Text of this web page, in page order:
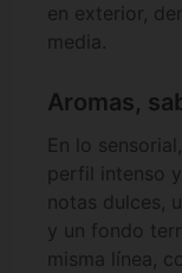
en exterior,
media.
Aromas,
En lo
perfil intenso
notas dulces,
y un fondo
misma línea,